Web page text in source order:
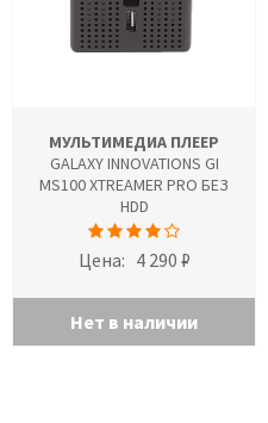
МУЛЬТИМЕДИА ПЛЕЕР
GALAXY INNOVATIONS GI
MS100 XTREAMER PRO БЕЗ
HDD
Цена: 4 290 ₽
Нет в наличии